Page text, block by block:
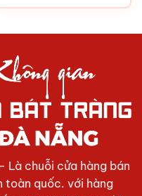
Là chuỗi cửa hàng bán
toàn quốc. với hàng